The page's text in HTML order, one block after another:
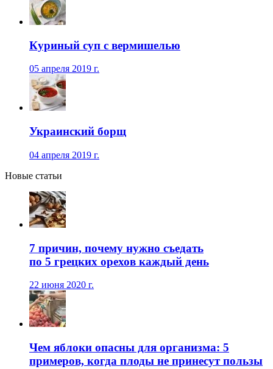
Куриный суп с вермишелью
05 апреля 2019 г.
Украинский борщ
04 апреля 2019 г.
Новые статьи
7 причин, почему нужно съедать
по 5 грецких орехов каждый день
22 июня 2020 г.
Чем яблоки опасны для организма: 5
примеров, когда плоды не принесут пользы